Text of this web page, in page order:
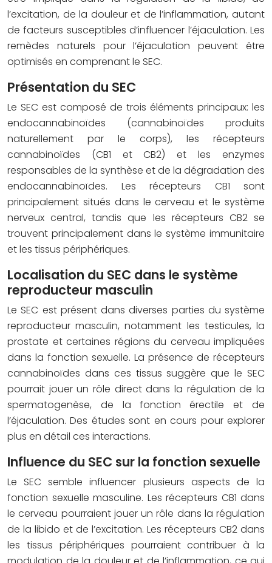
l’excitation, de la douleur et de l’inflammation, autant
de facteurs susceptibles d’influencer l’éjaculation. Les
remèdes naturels pour l’éjaculation peuvent être
optimisés en comprenant le SEC.
Présentation du SEC
Le SEC est composé de trois éléments principaux: les
endocannabinoïdes (cannabinoïdes produits
naturellement par le corps), les récepteurs
cannabinoïdes (CB1 et CB2) et les enzymes
responsables de la synthèse et de la dégradation des
endocannabinoïdes. Les récepteurs CB1 sont
principalement situés dans le cerveau et le système
nerveux central, tandis que les récepteurs CB2 se
trouvent principalement dans le système immunitaire
et les tissus périphériques.
Localisation du SEC dans le système
reproducteur masculin
Le SEC est présent dans diverses parties du système
reproducteur masculin, notamment les testicules, la
prostate et certaines régions du cerveau impliquées
dans la fonction sexuelle. La présence de récepteurs
cannabinoïdes dans ces tissus suggère que le SEC
pourrait jouer un rôle direct dans la régulation de la
spermatogenèse, de la fonction érectile et de
l’éjaculation. Des études sont en cours pour explorer
plus en détail ces interactions.
Influence du SEC sur la fonction sexuelle
Le SEC semble influencer plusieurs aspects de la
fonction sexuelle masculine. Les récepteurs CB1 dans
le cerveau pourraient jouer un rôle dans la régulation
de la libido et de l’excitation. Les récepteurs CB2 dans
les tissus périphériques pourraient contribuer à la